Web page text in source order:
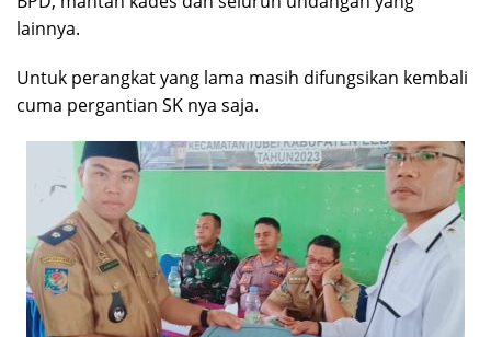
lainnya.
Untuk perangkat yang lama masih difungsikan kembali
cuma pergantian SK nya saja.